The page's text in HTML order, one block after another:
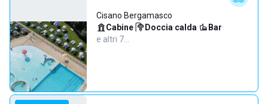
Cisano Bergamasco
Cabine· Doccia calda· Bar·
e altri 7…